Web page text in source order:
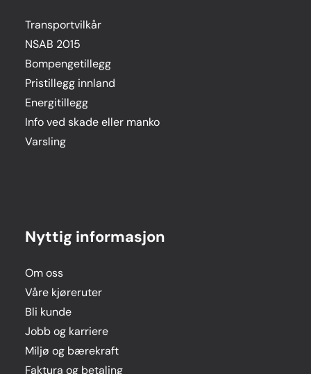
Transportvilkår
NSAB 2015
Bompengetillegg
Pristillegg innland
Energitillegg
Info ved skade eller manko
Varsling
Nyttig informasjon
Om oss
Våre kjøreruter
Bli kunde
Jobb og karriere
Miljø og bærekraft
Faktura og betaling